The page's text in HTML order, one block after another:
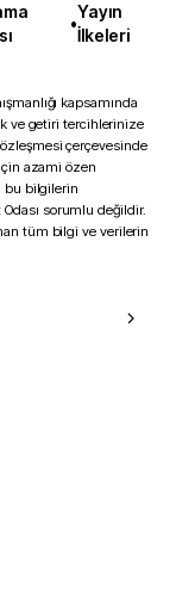
•
Yayın
İlkeleri
kapsamında
ve getiri tercihlerinize
çerçevesinde
azami özen
bu bilgilerin
sorumlu değildir.
tüm bilgi ve verilerin